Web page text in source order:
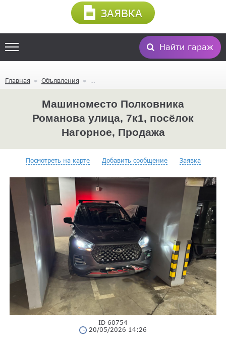
Найти гараж
ЗАЯВКА
Главная Объявления
Машиноместо Полковника
Романова улица, 7к1, посёлок
Нагорное, Продажа
Посмотреть на карте Добавить сообщение Заявка
ID 60754
20/05/2026 14:26